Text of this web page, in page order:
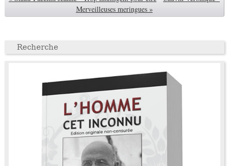
Merveilleuses meringues »
Recherche